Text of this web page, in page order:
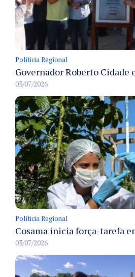
Políticia Regional
03/07/2026
Políticia Regional
03/07/2026